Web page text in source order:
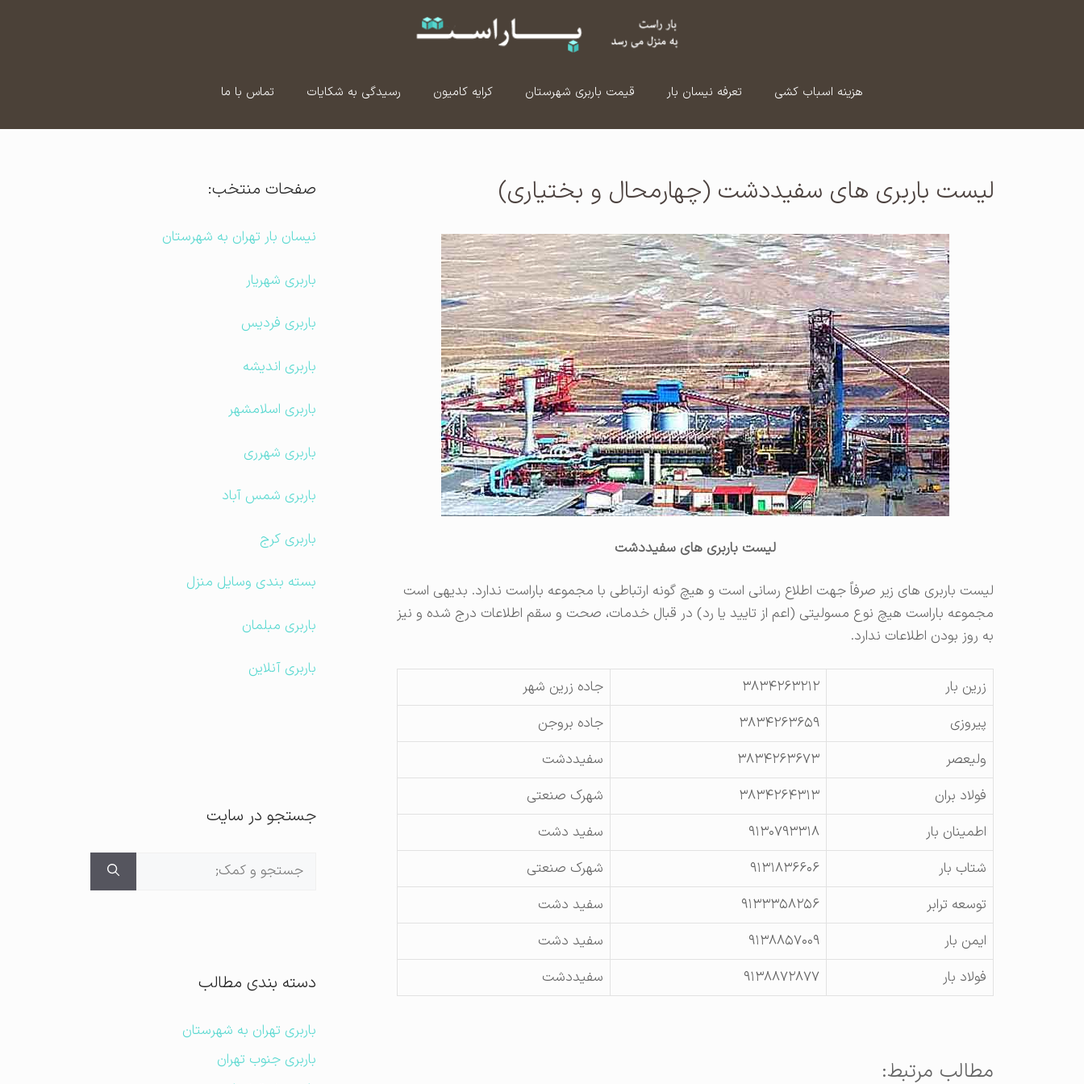
هزینه اسباب کشی تعرفه نیسان بار قیمت باربری شهرستان کرایه کامیون رسیدگی به شکایات تماس با ما
لیست باربری های سفیددشت (چهارمحال و بختیاری)
لیست باربری های سفیددشت
لیست باربری های زیر صرفاً جهت اطلاع رسانی است و هیچ گونه ارتباطی با مجموعه باراست ندارد. بدیهی است
مجموعه باراست هیچ نوع مسولیتی (اعم از تایید یا رد) در قبال خدمات، صحت و سقم اطلاعات درج شده و نیز
به روز بودن اطلاعات ندارد.
زرین بار ۳۸۳۴۲۶۳۲۱۲
جاده زرین شهر
پیروزی
۳۸۳۴۲۶۳۶۵۹
جاده بروجن
ولیعصر
۳۸۳۴۲۶۳۶۷۳
سفیددشت
فولاد بران
۳۸۳۴۲۶۴۳۱۳
شهرک صنعتی
اطمینان بار
۹۱۳۰۷۹۳۳۱۸
سفید دشت
شتاب بار
۹۱۳۱۸۳۶۶۰۶
شهرک صنعتی
توسعه ترابر
۹۱۳۳۳۵۸۲۵۶
سفید دشت
ایمن بار
۹۱۳۸۸۵۷۰۰۹
سفید دشت
فولاد بار
۹۱۳۸۸۷۲۸۷۷ سفیددشت
مطالب مرتبط:
صفحات منتخب:
نیسان بار تهران به شهرستان
باربری شهریار
باربری فردیس
باربری اندیشه
باربری اسلامشهر
باربری شهرری
باربری شمس آباد
باربری کرج
بسته بندی وسایل منزل
باربری مبلمان
باربری آنلاین
جستجو در سایت
جستجوی
دسته بندی مطالب
باربری تهران به شهرستان
باربری جنوب تهران